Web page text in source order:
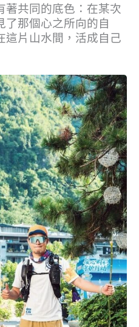
著共同的底色：在某次
了那個心之所向的自
這片山水間，活成自己